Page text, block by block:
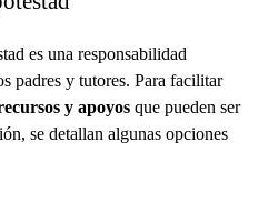
es una responsabilidad
padres y tutores. Para facilitar
y apoyosque pueden ser
se detallan algunas opciones